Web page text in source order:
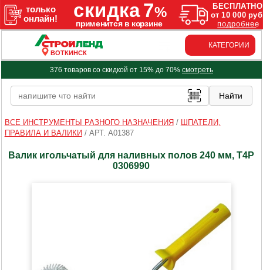
ВОТКИНСК
КАТЕГОРИИ
376 товаров со скидкой от 15% до 70% смотреть
ВСЕ ИНСТРУМЕНТЫ РАЗНОГО НАЗНАЧЕНИЯ /
ШПАТЕЛИ,
ПРАВИЛА И ВАЛИКИ / АРТ. A01387
Валик игольчатый для наливных полов 240 мм, Т4Р
0306990